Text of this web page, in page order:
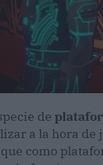
de
a la hora
como